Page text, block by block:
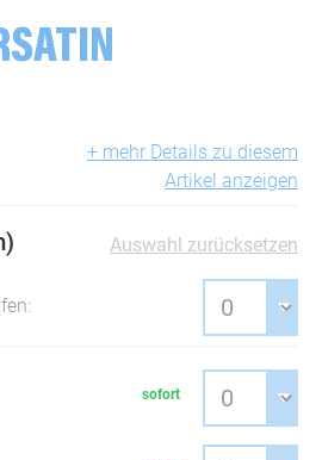
+ mehr Details zu diesem
Artikel anzeigen
Auswahl zurücksetzen
sofort